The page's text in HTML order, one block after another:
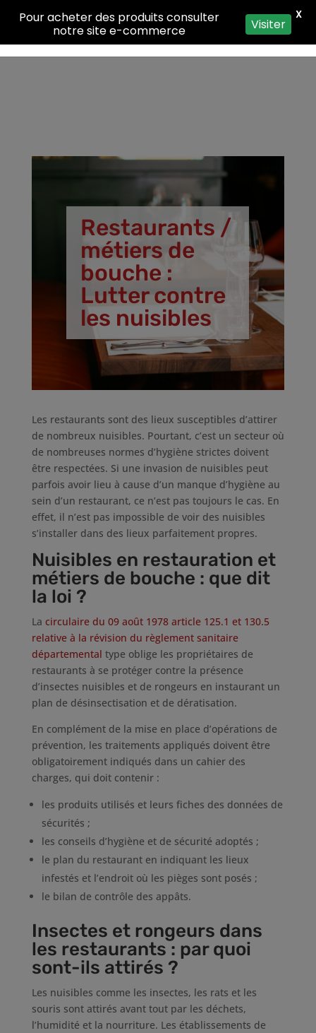
Restaurants /
métiers de
bouche :
Lutter contre
les nuisibles
Les restaurants sont des lieux susceptibles d’attirer
de nombreux nuisibles. Pourtant, c’est un secteur où
de nombreuses normes d’hygiène strictes doivent
être respectées. Si une invasion de nuisibles peut
parfois avoir lieu à cause d’un manque d’hygiène au
sein d’un restaurant, ce n’est pas toujours le cas. En
effet, il n’est pas impossible de voir des nuisibles
s’installer dans des lieux parfaitement propres.
Nuisibles en restauration et
métiers de bouche : que dit
la loi ?
La circulaire du 09 août 1978 article 125.1 et 130.5
relative à la révision du règlement sanitaire
départemental type oblige les propriétaires de
restaurants à se protéger contre la présence
d’insectes nuisibles et de rongeurs en instaurant un
plan de désinsectisation et de dératisation.
En complément de la mise en place d’opérations de
prévention, les traitements appliqués doivent être
obligatoirement indiqués dans un cahier des
charges, qui doit contenir :
les produits utilisés et leurs fiches des données de
sécurités ;
les conseils d’hygiène et de sécurité adoptés ;
le plan du restaurant en indiquant les lieux
infestés et l’endroit où les pièges sont posés ;
le bilan de contrôle des appâts.
Insectes et rongeurs dans
les restaurants : par quoi
sont-ils attirés ?
Les nuisibles comme les insectes, les rats et les
souris sont attirés avant tout par les déchets,
l’humidité et la nourriture. Les établissements de
Pour acheter des produits consulter
notre site e-commerce
Visiter
X